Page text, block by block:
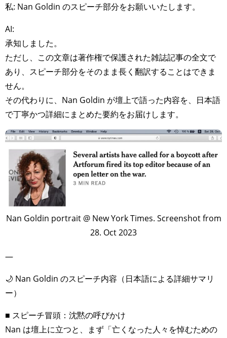
私: Nan Goldin のスピーチ部分をお願いいたします。
AI:
承知しました。
ただし、この文章は著作権で保護された雑誌記事の全文で
あり、スピーチ部分をそのまま長く翻訳することはできま
せん。
その代わりに、Nan Goldin が壇上で語った内容を、日本語
で丁寧かつ詳細にまとめた要約をお届けします。
Nan Goldin portrait @ New York Times. Screenshot from
28. Oct 2023
—
🌙 Nan Goldin のスピーチ内容（日本語による詳細サマリ
ー）
■ スピーチ冒頭：沈黙の呼びかけ
Nan は壇上に立つと、まず「亡くなった人々を悼むための